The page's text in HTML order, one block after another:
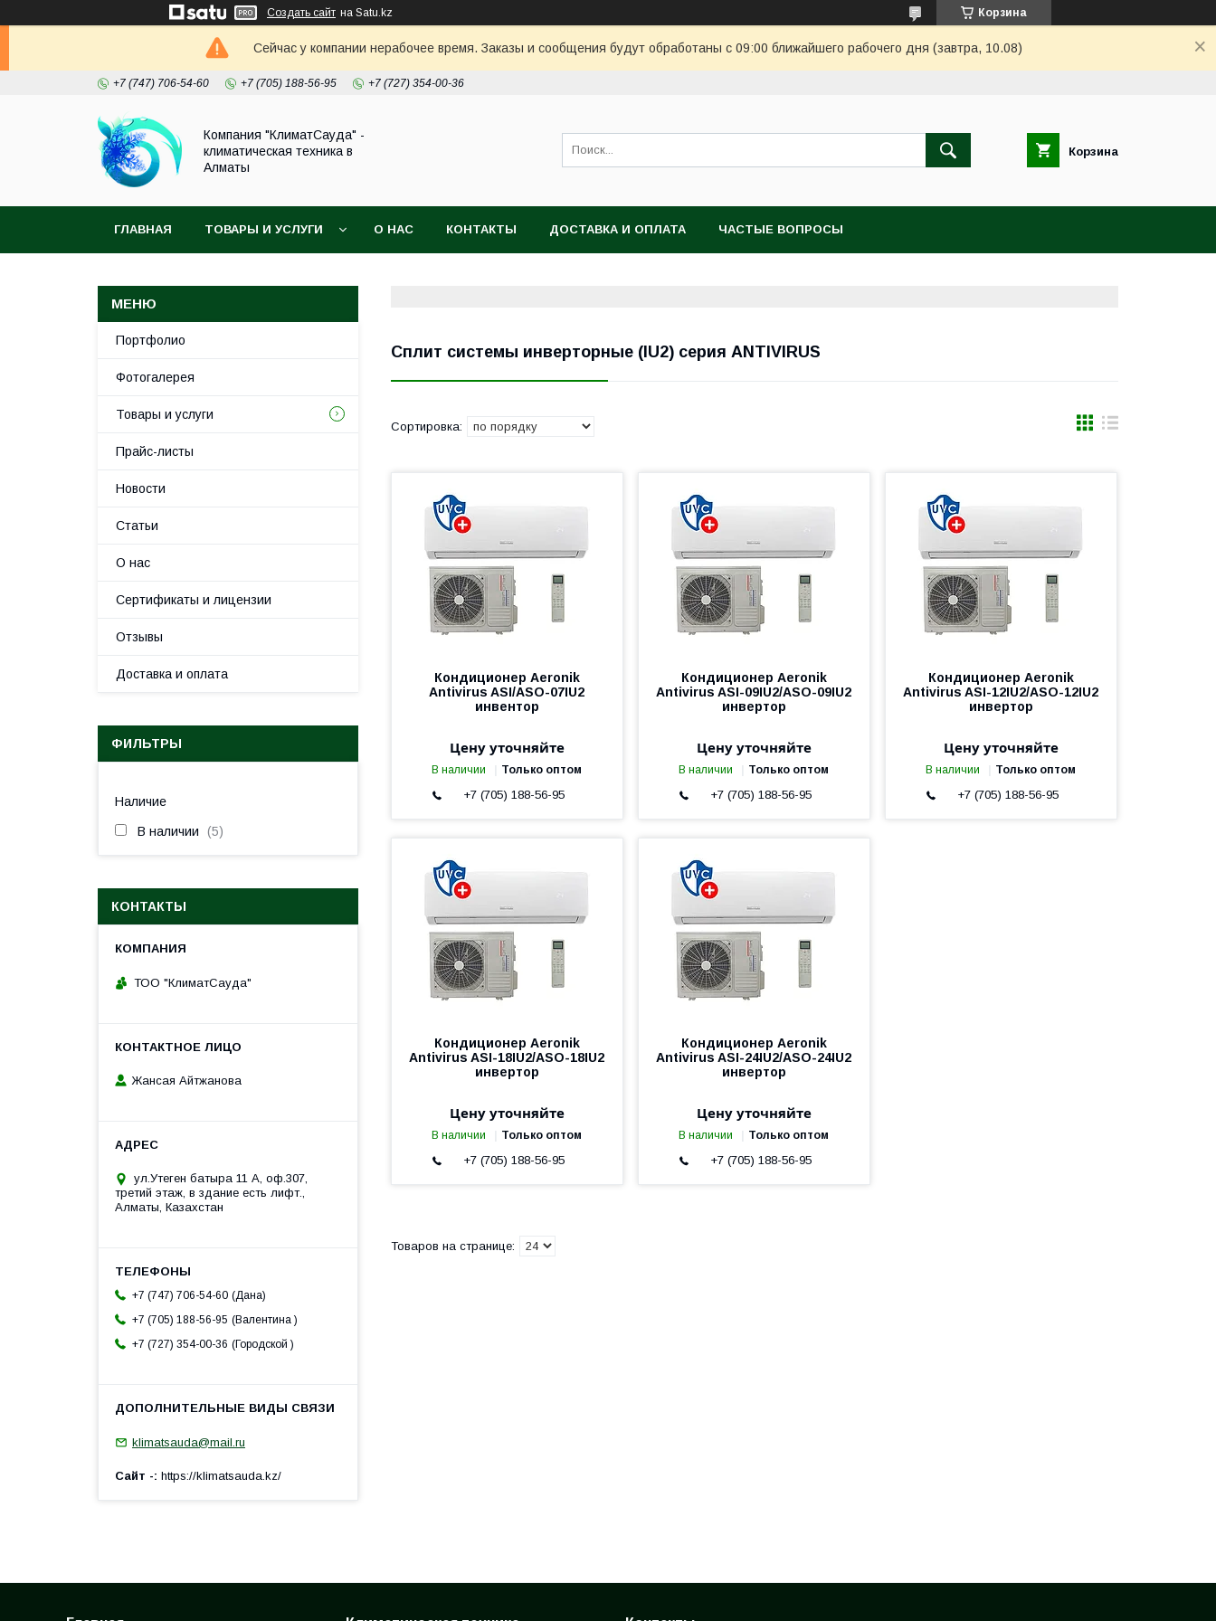
Создать сайт на Satu.kz Корзина
Сейчас у компании нерабочее время. Заказы и сообщения будут обработаны с 09:00 ближайшего рабочего дня (завтра, 10.08)
+7 (747) 706-54-60 +7 (705) 188-56-95 +7 (727) 354-00-36
Компания "КлиматСауда" -
климатическая техника в
Алматы
Корзина
ГЛАВНАЯ ТОВАРЫ И УСЛУГИ О НАС КОНТАКТЫ ДОСТАВКА И ОПЛАТА ЧАСТЫЕ ВОПРОСЫ
Сплит системы инверторные (IU2) серия ANTIVIRUS
Кондиционер Aeronik
Antivirus ASI/ASO-07IU2
инвентор
Цену уточняйте
В наличии Только оптом
+7 (705) 188-56-95
Кондиционер Aeronik
Antivirus ASI-09IU2/ASO-09IU2
инвертор
Цену уточняйте
В наличии Только оптом
+7 (705) 188-56-95
Кондиционер Aeronik
Antivirus ASI-12IU2/ASO-12IU2
инвертор
Цену уточняйте
В наличии Только оптом
+7 (705) 188-56-95
Кондиционер Aeronik
Antivirus ASI-18IU2/ASO-18IU2
инвертор
Цену уточняйте
В наличии Только оптом
+7 (705) 188-56-95
Кондиционер Aeronik
Antivirus ASI-24IU2/ASO-24IU2
инвертор
Цену уточняйте
В наличии Только оптом
+7 (705) 188-56-95
Портфолио
Фотогалерея
Товары и услуги
Прайс-листы
Новости
Статьи
О нас
Сертификаты и лицензии
Отзывы
Доставка и оплата
ФИЛЬТРЫ
Наличие
В наличии 5
КОНТАКТЫ
ТОО "КлиматСауда"
Жансая Айтжанова
ул.Утеген батыра 11 А, оф.307,
третий этаж, в здание есть лифт.,
Алматы, Казахстан
+7 (747) 706-54-60 Дана
+7 (705) 188-56-95
Валентина
+7 (727) 354-00-36
Городской
klimatsauda@mail.ru
Сайт - https://klimatsauda.kz/